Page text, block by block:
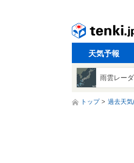
天気予報
雨雲レー
トップ 過去天気